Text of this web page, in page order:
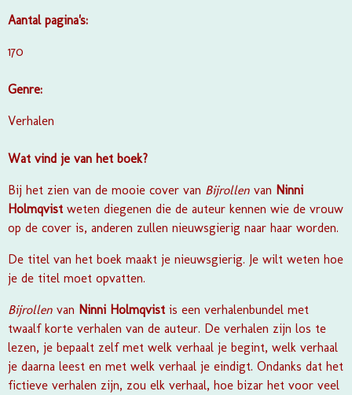
Aantal pagina's:
170
Genre:
Verhalen
Wat vind je van het boek?
Bij het zien van de mooie cover van Bijrollen van Ninni
Holmqvist weten diegenen die de auteur kennen wie de vrouw
op de cover is, anderen zullen nieuwsgierig naar haar worden.
De titel van het boek maakt je nieuwsgierig. Je wilt weten hoe
je de titel moet opvatten.
Bijrollen van Ninni Holmqvist is een verhalenbundel met
twaalf korte verhalen van de auteur. De verhalen zijn los te
lezen, je bepaalt zelf met welk verhaal je begint, welk verhaal
je daarna leest en met welk verhaal je eindigt. Ondanks dat het
fictieve verhalen zijn, zou elk verhaal, hoe bizar het voor veel